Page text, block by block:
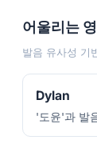
어울리는
발음 유사성 기
Dylan
'도윤'과 발